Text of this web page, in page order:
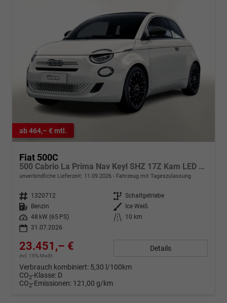
ab 464,– € mtl.
Fiat 500C
500 Cabrio La Prima Nav Keyl SHZ 17Z Kam LED Car
unverbindliche Lieferzeit: 11.09.2026 Fahrzeug mit Tageszulassung
Fahrzeugnr. 1320712 Getriebe Schaltgetriebe
Kraftstoff
Benzin Außenfarbe
Ice Weiß
Leistung
48 kW (65 PS) Kilometerstand
10 km
31.07.2026
23.451,– €
incl. 19% MwSt.
Details
Verbrauch kombiniert: 5,30 l/100km
CO2-Klasse: D
CO2-Emissionen: 121,00 g/km